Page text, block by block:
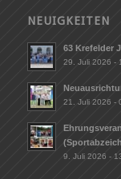
NEUIGKEITEN
63 Krefelder
29. Juli 2026 -
21. Juli 2026 -
9. Juli 2026 -